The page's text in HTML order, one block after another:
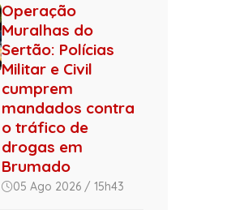
Operação
Muralhas do
Sertão: Polícias
Militar e Civil
cumprem
mandados contra
o tráfico de
drogas em
Brumado
05 Ago 2026 / 15h43